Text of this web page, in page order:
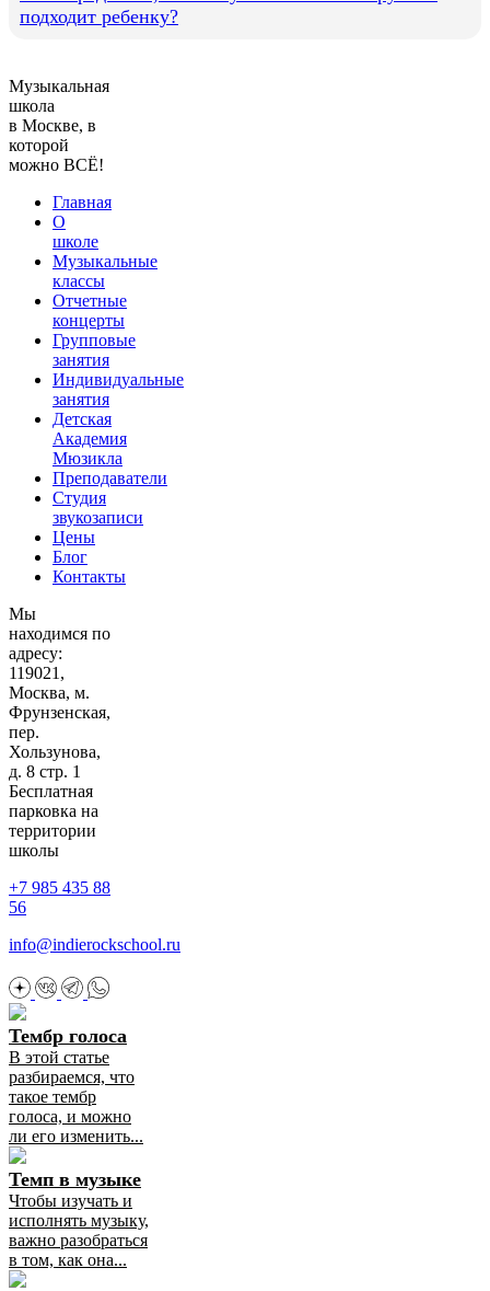
подходит ребенку?
Музыкальная
школа
в Москве, в
которой
можно ВСЁ!
Главная
О
школе
Музыкальные
классы
Отчетные
концерты
Групповые
занятия
Индивидуальные
занятия
Детская
Академия
Мюзикла
Преподаватели
Студия
звукозаписи
Цены
Блог
Контакты
Мы
находимся по
адресу:
119021,
Москва, м.
Фрунзенская,
пер.
Хользунова,
д. 8 стр. 1
Бесплатная
парковка на
территории
школы
+7 985 435 88
56
info@indierockschool.ru
Тембр голоса
В этой статье
разбираемся, что
такое тембр
голоса, и можно
ли его изменить...
Темп в музыке
Чтобы изучать и
исполнять музыку,
важно разобраться
в том, как она...